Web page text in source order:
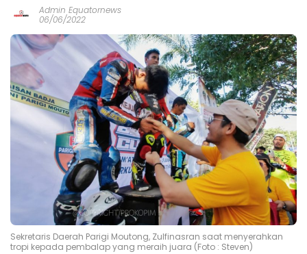
Admin Equatornews
06/06/2022
Sekretaris Daerah Parigi Moutong, Zulfinasran saat menyerahkan
tropi kepada pembalap yang meraih juara (Foto : Steven)